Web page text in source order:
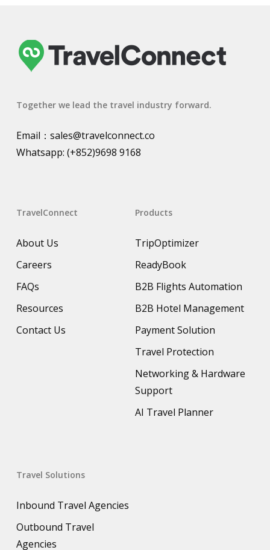
Together we lead the travel industry forward.
Email： sales@travelconnect.co
Whatsapp: (+852)9698 9168
TravelConnect
About Us
Careers
FAQs
Resources
Contact Us
Products
TripOptimizer
ReadyBook
B2B Flights Automation
B2B Hotel Management
Payment Solution
Travel Protection
Networking & Hardware
Support
AI Travel Planner
Travel Solutions
Inbound Travel Agencies
Outbound Travel
Agencies